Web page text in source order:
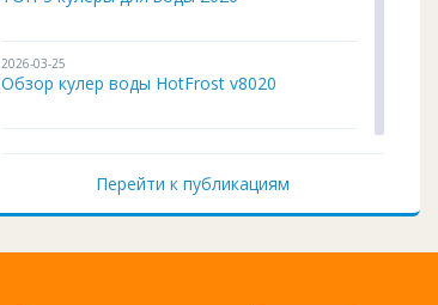
2026-03-25
Обзор кулер воды HotFrost v8020
Чистка и дезинфекция кулера для воды
Перейти к публикациям